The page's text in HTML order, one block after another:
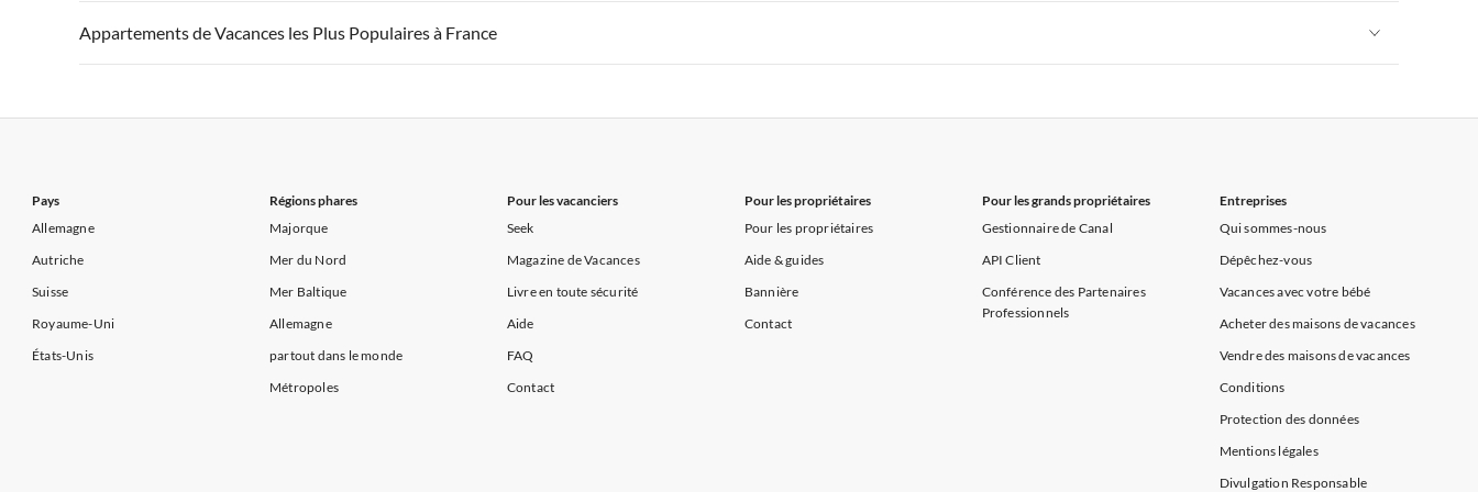
Appartements de Vacances à Côte atlantique Appartements de Vacances à la Normandie Appartements de Vacances à Sud de la France Appartements de Vacances à Provence
Appartements de Vacances à Côte d'Azur
Appartements de Vacances à France Appartements de Vacances à Paris-Ile de France
Appartements de Vacances à Côte atlantique Appartements de Vacances à la Normandie Appartements de Vacances à Sud de la France Appartements de Vacances à Provence
Appartements de Vacances les Plus Populaires à France
Pays
Allemagne
Autriche
Suisse
Royaume-Uni
États-Unis
Régions phares
Majorque
Mer du Nord
Mer Baltique
Allemagne
partout dans le monde
Métropoles
Pour les vacanciers
Seek
Magazine de Vacances
Livre en toute sécurité
Aide
FAQ
Contact
Pour les propriétaires
Pour les propriétaires
Aide & guides
Bannière
Contact
Pour les grands propriétaires
Gestionnaire de Canal
API Client
Conférence des Partenaires
Professionnels
Entreprises
Qui sommes-nous
Dépêchez-vous
Vacances avec votre bébé
Acheter des maisons de vacances
Vendre des maisons de vacances
Conditions
Protection des données
Mentions légales
Divulgation Responsable